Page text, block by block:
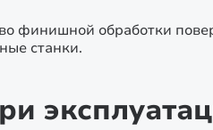
финишной обработки
станки.